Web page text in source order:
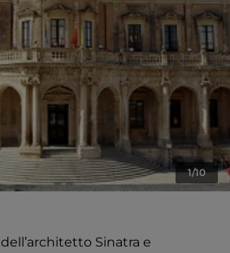
1/10
Sinatra e